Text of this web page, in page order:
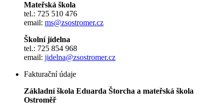
Mateřská škola
tel.: 725 510 476
email: ms@zsostromer.cz
Školní jídelna
tel.: 725 854 968
email: jidelna@zsostromer.cz
Fakturační údaje
Základní škola Eduarda Štorcha a mateřská škola
Ostroměř